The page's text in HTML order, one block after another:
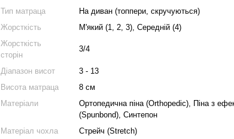
Тип матраца
На диван (топпери, скручуються)
Жорсткість
М'який (1, 2, 3), Середній (4)
Жорсткість
сторін
3/4
Діапазон висот
3 - 13
Висота матраца
8 см
Матеріали
Ортопедична піна (Orthopedic), Піна з
(Spunbond), Синтепон
Матеріал чохла
Стрейч (Stretch)